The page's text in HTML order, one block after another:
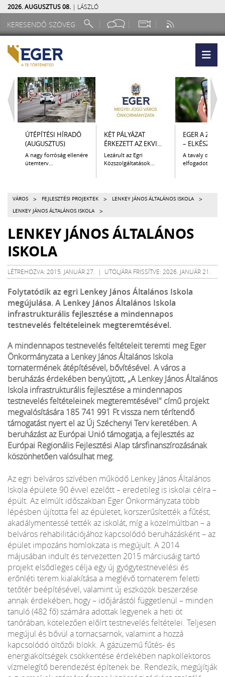
2026. AUGUSZTUS 08. | LÁSZLÓ
ÚTÉPÍTÉSI HÍRADÓ
(AUGUSZTUS)
A nagy forróság ellenére
ütemterv...
KÉT PÁLYÁZAT
ÉRKEZETT AZ EKVI...
Lezárult az Egri
Közszolgáltatások...
EGER A
– ELKÉSZÜLT
A tavaly
elfogadott
VÁROS > FEJLESZTÉSI PROJEKTEK > LENKEY JÁNOS ÁLTALÁNOS ISKOLA >
LENKEY JÁNOS ÁLTALÁNOS ISKOLA >
LENKEY JÁNOS ÁLTALÁNOS
ISKOLA
LÉTREHOZVA: 2015. JANUÁR 27. | UTOLJÁRA FRISSÍTVE: 2026. JANUÁR 21.
Folytatódik az egri Lenkey János Általános Iskola
megújulása. A Lenkey János Általános Iskola
infrastrukturális fejlesztése a mindennapos
testnevelés feltételeinek megteremtésével.
A mindennapos testnevelés feltételeit teremti meg Eger
Önkormányzata a LenkeyJános Általános Iskola
tornatermének átépítésével, bővítésével. A város a
beruházásérdekében benyújtott, „A Lenkey János Általános
Iskola infrastrukturális fejlesztése a mindennapos
testnevelés feltételeinek megteremtésével" című projekt
megvalósítására 185 741 991 Ft vissza nem térítendő
támogatást nyert el az Új Széchenyi Terv keretében. A
beruházást az Európai Unió támogatja, a fejlesztés az
Európai Regionális Fejlesztési Alap társfinanszírozásának
köszönhetően valósulhat meg.
Az egri belváros szívében működő Lenkey János Általános
Iskola épülete 90 évvel ezelőtt – eredetileg is iskolai célra –
épült. Az elmúlt időszakban Eger Önkormányzata több
lépésben újította fel az épületet, korszerűsítették a fűtést,
akadálymentessé tették az iskolát, míg a közelmúltban – a
belváros rehabilitációjához kapcsolódó beruházásként – az
épület impozáns homlokzata is megújult. A 2014
májusában indult és tervezetten 2015 márciusáig tartó
projekt elsődleges célja egy új gyógytestnevelési és
erőnléti terem kialakítása a meglévő tornaterem feletti
tetőtér beépítésével, valamint új eszközök beszerzése
annak érdekében, hogy – időjárástól függetlenül – minden
tanuló (482 fő) számára adottak legyenek a heti öt
tanórában, kötelezően előírt testnevelés feltételei. Teljesen
megújul és bővül a tornacsarnok, valamint a hozzá
kapcsolódó öltőzői blokk. A gázüzemű fűtés- és
energiaköltségek csökkentése érdekében napkollektoros
vízmelegítő berendezést építenek be. Rendezik, megújítják